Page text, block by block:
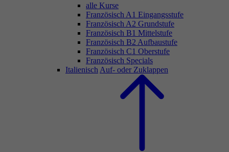
alle Kurse
Französisch A1 Eingangsstufe
Französisch A2 Grundstufe
Französisch B1 Mittelstufe
Französisch B2 Aufbaustufe
Französisch C1 Oberstufe
Französisch Specials
Italienisch Auf- oder Zuklappen